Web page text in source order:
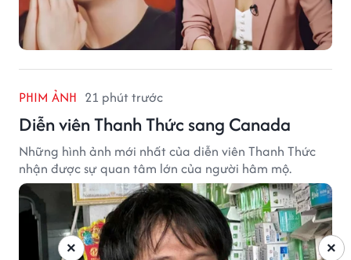
PHIM ẢNH 21 phút trước
Diễn viên Thanh Thức sang Canada
Những hình ảnh mới nhất của diễn viên Thanh Thức
nhận được sự quan tâm lớn của người hâm mộ.
×
×